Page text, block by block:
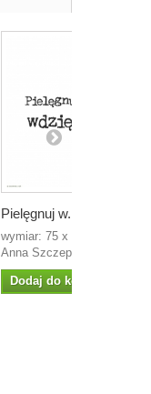
Pielęgnuj w...
wymiar: 75 x 24mm projekt:
Anna Szczepańska...
Dodaj do koszyka